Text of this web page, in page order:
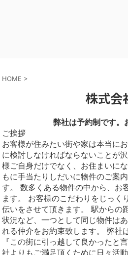
HOME >
株式会
弊社は予約制です。
ご挨拶
お客様が住みたい街や家は本当に
に検討しなければならないことが
様ご自身だけでなく、お住まいに
もに手当たりしだいに物件のご案
す。 数多くある物件の中から、お
ます。 お客様のこだわりをじっく
伝いをさせて頂きます。 駅からの
状況など、一つとして同じ物件は
れる仲介をお約束致します。 弊社
『この街に引っ越して良かったと
社よりもご満足頂くために日々活